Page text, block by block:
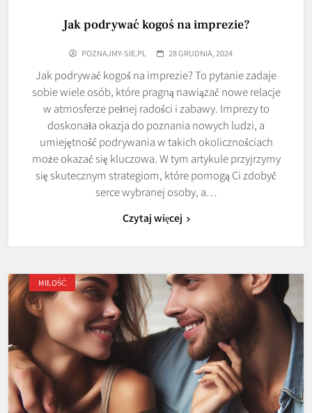
Jak podrywać kogoś na imprezie?
POZNAJMY-SIE.PL 28 GRUDNIA, 2024
Jak podrywać kogoś na imprezie? To pytanie zadaje
sobie wiele osób, które pragną nawiązać nowe relacje
w atmosferze pełnej radości i zabawy. Imprezy to
doskonała okazja do poznania nowych ludzi, a
umiejętność podrywania w takich okolicznościach
może okazać się kluczowa. W tym artykule przyjrzymy
się skutecznym strategiom, które pomogą Ci zdobyć
serce wybranej osoby, a…
Czytaj więcej
MIŁOŚĆ